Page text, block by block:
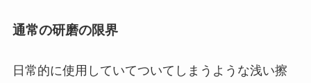
通常の研磨の限界
日常的に使用していてついてしまうような浅い擦